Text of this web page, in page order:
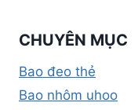
CHUYÊN MỤC
Bao đeo thẻ
Bao nhôm uhoo